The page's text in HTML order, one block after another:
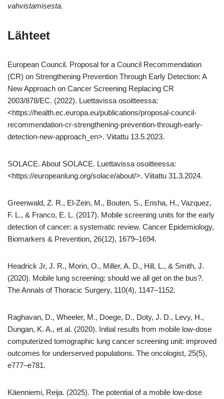
vahvistamisesta.
Lähteet
European Council. Proposal for a Council Recommendation
(CR) on Strengthening Prevention Through Early Detection: A
New Approach on Cancer Screening Replacing CR
2003/878/EC. (2022). Luettavissa osoitteessa:
<https://health.ec.europa.eu/publications/proposal-council-
recommendation-cr-strengthening-prevention-through-early-
detection-new-approach_en>. Viitattu 13.5.2023.
SOLACE. About SOLACE. Luettavissa osoitteessa:
<https://europeanlung.org/solace/about/>. Viitattu 31.3.2024.
Greenwald, Z. R., El-Zein, M., Bouten, S., Ensha, H., Vazquez,
F. L., & Franco, E. L. (2017). Mobile screening units for the early
detection of cancer: a systematic review. Cancer Epidemiology,
Biomarkers & Prevention, 26(12), 1679–1694.
Headrick Jr, J. R., Morin, O., Miller, A. D., Hill, L., & Smith, J.
(2020). Mobile lung screening: should we all get on the bus?.
The Annals of Thoracic Surgery, 110(4), 1147–1152.
Raghavan, D., Wheeler, M., Doege, D., Doty, J. D., Levy, H.,
Dungan, K. A., et al. (2020). Initial results from mobile low‐dose
computerized tomographic lung cancer screening unit: improved
outcomes for underserved populations. The oncologist, 25(5),
e777–e781.
Käenniemi, Reija. (2025). The potential of a mobile low-dose